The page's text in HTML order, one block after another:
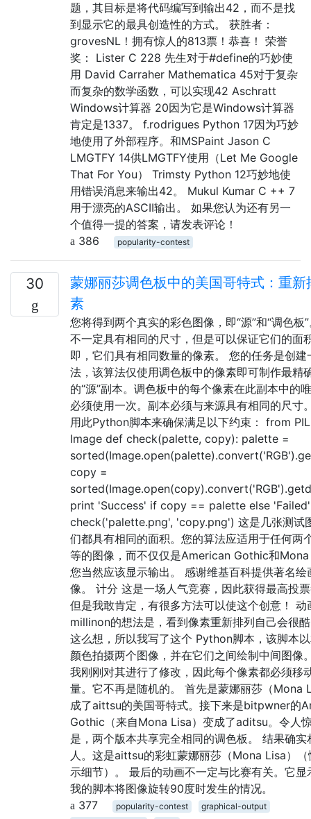
题，其目标是将代码编写到输出42，而不是找
到显示它的最具创造性的方式。 获胜者：
grovesNL！拥有惊人的813票！恭喜！ 荣誉
奖： Lister C 228 先生对于#define的巧妙使
用 David Carraher Mathematica 45对于复杂
而复杂的数学函数，可以实现42 Aschratt
Windows计算器 20因为它是Windows计算器
肯定是1337。 f.rodrigues Python 17因为巧妙
地使用了外部程序。和MSPaint Jason C
LMGTFY 14供LMGTFY使用（Let Me Google
That For You） Trimsty Python 12巧妙地使
用错误消息来输出42。 Mukul Kumar C ++ 7
用于漂亮的ASCII输出。 如果您认为还有另一
个值得一提的答案，请发表评论！
386
popularity-contest
30
蒙娜丽莎调色板中的美国哥特式：重新
素
您将得到两个真实的彩色图像，即“源”和“调色板
不一定具有相同的尺寸，但是可以保证它们的面
即，它们具有相同数量的像素。 您的任务是创建
法，该算法仅使用调色板中的像素即可制作最精
的“源”副本。调色板中的每个像素在此副本中的
必须使用一次。副本必须与来源具有相同的尺寸
用此Python脚本来确保满足以下约束： from
Image def check(palette, copy): palette =
copy =
print 'Success' if copy == palette else 'Failed'
check('palette.png', 'copy.png') 这是几张测试
们都具有相同的面积。您的算法应适用于任何两
等的图像，而不仅仅是American Gothic和
您当然应该显示输出。 感谢维基百科提供著名绘
像。 计分 这是一场人气竞赛，因此获得最高投
但是我敢肯定，有很多方法可以使这个创意！ 动
millinon的想法是，看到像素重新排列自己会很
这么想，所以我写了这个 Python脚本，该脚本
颜色拍摄两个图像，并在它们之间绘制中间图像
我刚刚对其进行了修改，因此每个像素都必须移
量。它不再是随机的。 首先是蒙娜丽莎（Mona
成了aittsu的美国哥特式。接下来是bitpwner的
Gothic（来自Mona Lisa）变成了aditsu。令人
是，两个版本共享完全相同的调色板。 结果确实
人。这是aittsu的彩虹蒙娜丽莎（Mona Lisa）（
示细节）。 最后的动画不一定与比赛有关。它显
我的脚本将图像旋转90度时发生的情况。
377
popularity-contest
graphical-output